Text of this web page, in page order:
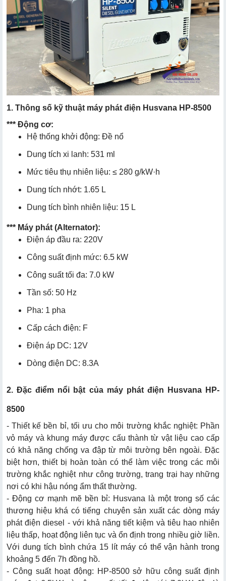
1. Thông số kỹ thuật máy phát điện Husvana HP-8500
*** Động cơ:
Hệ thống khởi động: Đề nổ
Dung tích xi lanh: 531 ml
Mức tiêu thụ nhiên liệu: ≤ 280 g/kW·h
Dung tích nhớt: 1.65 L
Dung tích bình nhiên liệu: 15 L
*** Máy phát (Alternator):
Điện áp đầu ra: 220V
Công suất định mức: 6.5 kW
Công suất tối đa: 7.0 kW
Tần số: 50 Hz
Pha: 1 pha
Cấp cách điện: F
Điện áp DC: 12V
Dòng điện DC: 8.3A
2. Đặc điểm nổi bật của máy phát điện Husvana HP-
8500
- Thiết kế bền bỉ, tối ưu cho môi trường khắc nghiệt: Phần
vỏ máy và khung máy được cấu thành từ vật liệu cao cấp
có khả năng chống va đập từ môi trường bên ngoài. Đặc
biệt hơn, thiết bị hoàn toàn có thể làm việc trong các môi
trường khắc nghiệt như công trường, trang trại hay những
nơi có khi hậu nóng ẩm thất thường.
- Động cơ mạnh mẽ bền bỉ: Husvana là một trong số các
thương hiệu khá có tiếng chuyên sản xuất các dòng máy
phát điện diesel - với khả năng tiết kiệm và tiêu hao nhiên
liệu thấp, hoạt động liên tục và ổn định trong nhiều giờ liền.
Với dung tích bình chứa 15 lít máy có thể vận hành trong
khoảng 5 đến 7h đồng hồ.
- Công suất hoạt động: HP-8500 sở hữu công suất định